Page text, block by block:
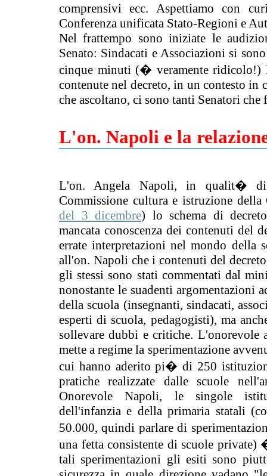
comprensivi ecc. Aspettiamo con
Conferenza unificata Stato-Regioni e
Nel frattempo sono iniziate le
Senato: Sindacati e Associazioni si
cinque minuti (� veramente ridicolo!)
contenute nel decreto, in un contesto in
che ascoltano, ci sono tanti Senatori
L'on. Napoli e la
L'on. Angela Napoli, in qualit� di
Commissione cultura e istruzione
del 3 dicembre) lo schema di
mancata conoscenza dei contenuti del
errate interpretazioni nel mondo della
all'on. Napoli che i contenuti del
gli stessi sono stati commentati dal
nonostante le suadenti argomentazioni
della scuola (insegnanti, sindacati,
esperti di scuola, pedagogisti), ma
sollevare dubbi e critiche.
mette a regime la sperimentazione
cui hanno aderito pi� di 250
pratiche realizzate dalle scuole
Onorevole Napoli, le singole
dell'infanzia e della primaria statali
50.000, quindi parlare di
una fetta consistente di scuole
tali sperimentazioni gli esiti sono